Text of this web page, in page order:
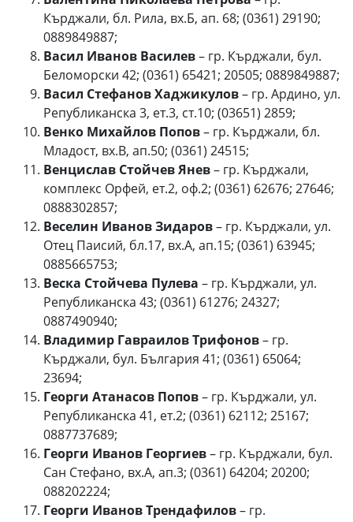
Кърджали, бл. Рила, вх.Б, ап. 68; (0361) 29190;
0889849887;
Васил Иванов Василев– гр. Кърджали, бул.
Беломорски 42; (0361) 65421; 20505; 0889849887;
Васил Стефанов Хаджикулов– гр. Ардино, ул.
Републиканска 3, ет.3, ст.10; (03651) 2859;
Венко Михайлов Попов– гр. Кърджали, бл.
Младост, вх.В, ап.50; (0361) 24515;
Венцислав Стойчев Янев– гр. Кърджали,
комплекс Орфей, ет.2, оф.2; (0361) 62676; 27646;
0888302857;
Веселин Иванов Зидаров– гр. Кърджали, ул.
Отец Паисий, бл.17, вх.А, ап.15; (0361) 63945;
0885665753;
Веска Стойчева Пулева – гр. Кърджали, ул.
Републиканска 43; (0361) 61276; 24327;
0887490940;
Владимир Гавраилов Трифонов– гр.
Кърджали, бул. България 41; (0361) 65064;
23694;
Георги Атанасов Попов– гр. Кърджали, ул.
Републиканска 41, ет.2; (0361) 62112; 25167;
0887737689;
Георги Иванов Георгиев– гр. Кърджали, бул.
Сан Стефано, вх.А, ап.3; (0361) 64204; 20200;
088202224;
Георги Иванов Трендафилов– гр.